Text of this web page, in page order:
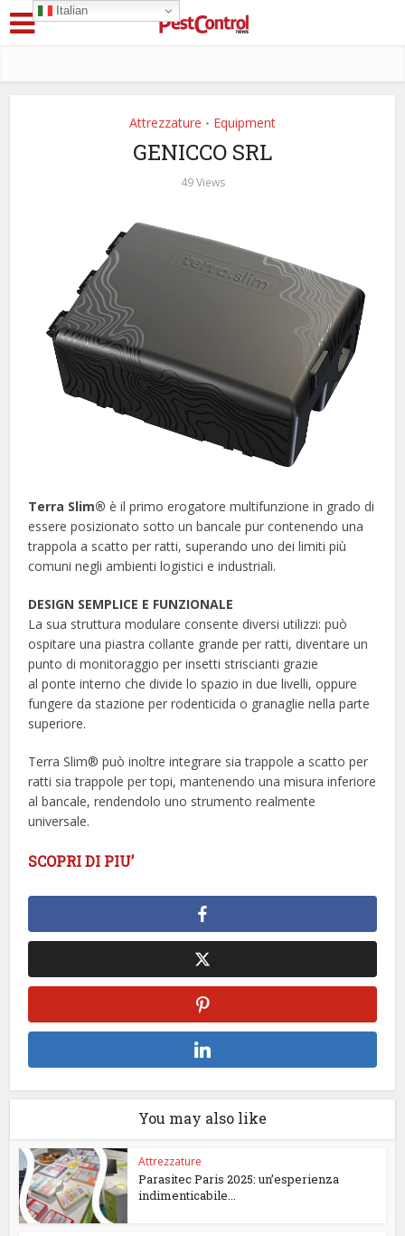
Attrezzature • Equipment
GENICCO SRL
49 Views
Terra Slim® è il primo erogatore multifunzione in grado di
essere posizionato sotto un bancale pur contenendo una
trappola a scatto per ratti, superando uno dei limiti più
comuni negli ambienti logistici e industriali.
DESIGN SEMPLICE E FUNZIONALE
La sua struttura modulare consente diversi utilizzi: può
ospitare una piastra collante grande per ratti, diventare un
punto di monitoraggio per insetti striscianti grazie
al ponte interno che divide lo spazio in due livelli, oppure
fungere da stazione per rodenticida o granaglie nella parte
superiore.
Terra Slim® può inoltre integrare sia trappole a scatto per
ratti sia trappole per topi, mantenendo una misura inferiore
al bancale, rendendolo uno strumento realmente
universale.
SCOPRI DI PIU’
You may also like
Attrezzature
Parasitec Paris 2025: un’esperienza
indimenticabile...
Italian